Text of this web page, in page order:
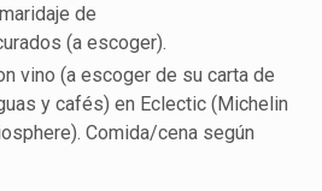
de
(a escoger).
vino (a escoger de su carta de
y cafés) en Eclectic (Michelin
Comida/cena según